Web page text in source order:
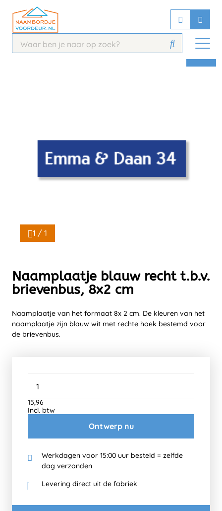
Chat 24/7 met onze chatbot voor
Contact
1 / 1
Naamplaatje blauw recht t.b.v.
brievenbus, 8x2 cm
Naamplaatje van het formaat 8x 2 cm. De kleuren van het
naamplaatje zijn blauw wit met rechte hoek bestemd voor
de brievenbus.
Ontwerp nu
15,96
Incl. btw
Werkdagen voor 15:00 uur besteld = zelfde
dag verzonden
Levering direct uit de fabriek